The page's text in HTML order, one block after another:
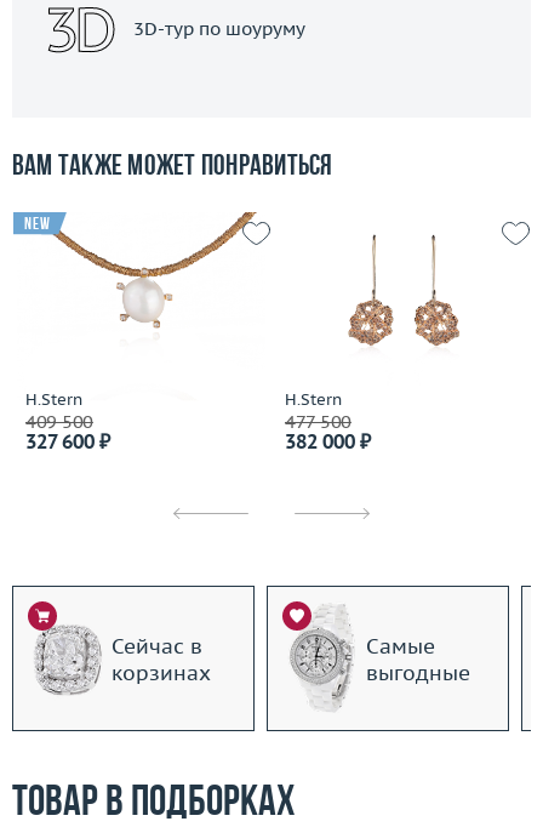
3D-тур по шоуруму
Вам также может понравиться
H.Stern
409 500
327 600 ₽
new
H.Stern
477 500
382 000 ₽
Сейчас в
корзинах
Самые
выгодные
Товар в подборках